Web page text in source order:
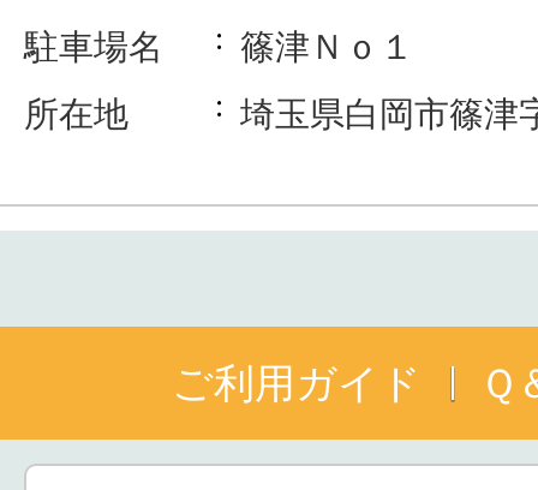
駐車場名
篠津Ｎｏ１
所在地
埼玉県白岡市篠津
ご利用ガイド Ｑ